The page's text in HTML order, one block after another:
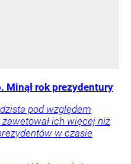
Minął rok prezydentury
pod względem
ich więcej niż
w czasie